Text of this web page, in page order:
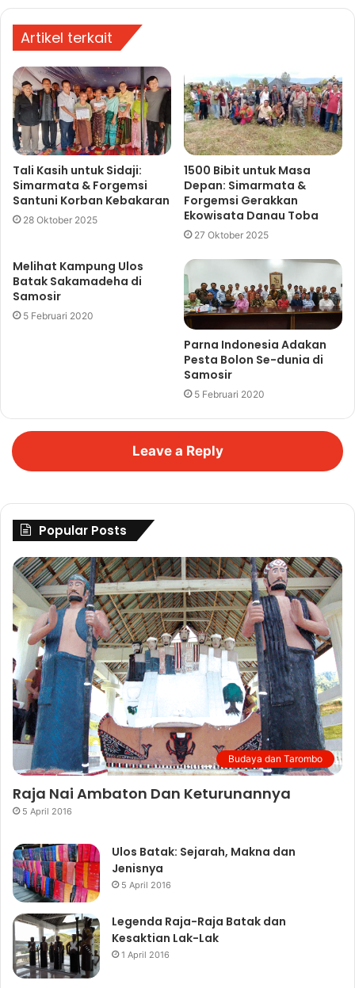
Artikel terkait
Tali Kasih untuk Sidaji:
Simarmata & Forgemsi
Santuni Korban Kebakaran
28 Oktober 2025
1500 Bibit untuk Masa
Depan: Simarmata &
Forgemsi Gerakkan
Ekowisata Danau Toba
27 Oktober 2025
Melihat Kampung Ulos
Batak Sakamadeha di
Samosir
5 Februari 2020
Parna Indonesia Adakan
Pesta Bolon Se-dunia di
Samosir
5 Februari 2020
Leave a Reply
Popular Posts
Budaya dan Tarombo
Raja Nai Ambaton Dan Keturunannya
5 April 2016
Ulos Batak: Sejarah, Makna dan
Jenisnya
5 April 2016
Legenda Raja-Raja Batak dan
Kesaktian Lak-Lak
1 April 2016